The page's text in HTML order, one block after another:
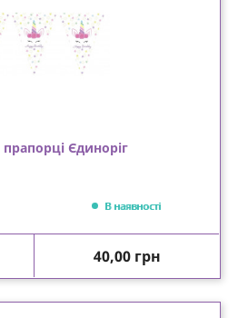
прапорці Єдиноріг
В наявності
Ціна
40,00 грн